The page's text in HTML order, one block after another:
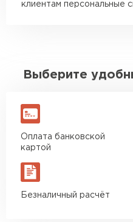
клиентам персональные
Выберите
Оплата банковской
картой
Безналичный расчёт